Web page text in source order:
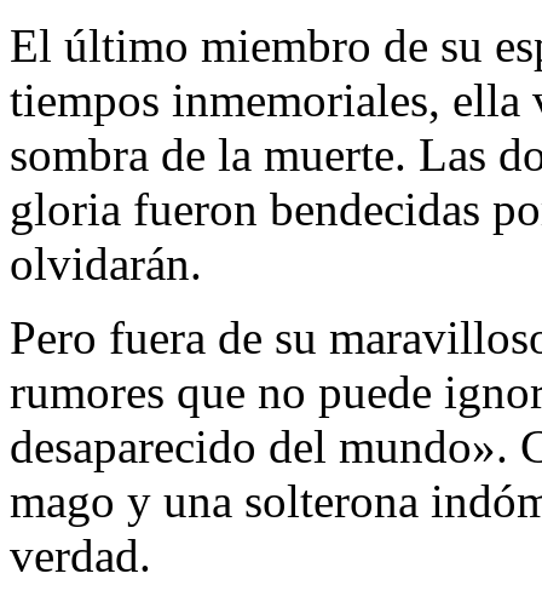
El último miembro de su
tiempos inmemoriales, ella
sombra de la muerte. Las
gloria fueron bendecidas
olvidarán.
Pero fuera de su
rumores que no puede
desaparecido del mundo».
mago y una solterona
verdad.